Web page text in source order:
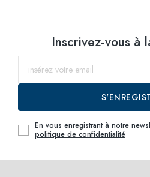
Inscrivez-vous à
En vous enregistrant à notre
politique de confidentialité